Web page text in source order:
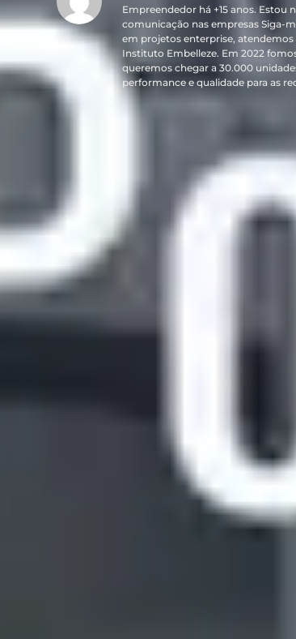
Empreendedor há +15 anos.
comunicação nas empresas Siga-
em projetos enterprise,
Instituto Embelleze. Em 2022
queremos chegar a 30.000
performance e qualidade para as